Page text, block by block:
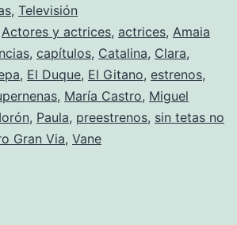
no
hay
paraíso»
, Televisión
Actores y actrices, actrices, Amaia
, capítulos, Catalina, Clara,
, El Duque, El Gitano, estrenos,
, María Castro, Miguel
, Paula, preestrenos, sin tetas no
Gran Via, Vane